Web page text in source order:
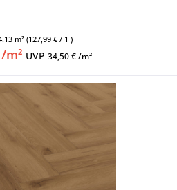
m²(127,99 € / 1 )
m² UVP34,50 € /m²